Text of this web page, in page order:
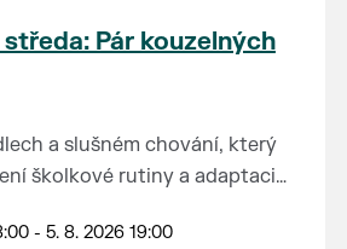
Pár kouzelných
a slušném chování, který
školkové rutiny a adaptaci
příznivého počasí.
- 5. 8. 2026 19:00